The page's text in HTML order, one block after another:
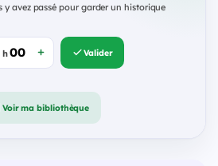
y avez passé pour garder un historique
h Valider
Voir ma bibliothèque